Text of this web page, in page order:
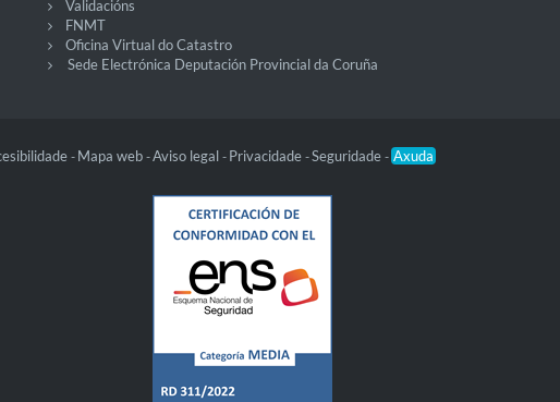
Validacións
FNMT
Oficina Virtual do Catastro
Sede Electrónica Deputación Provincial da Coruña
- Mapa web -Aviso legal - Privacidade -Seguridade - Axuda